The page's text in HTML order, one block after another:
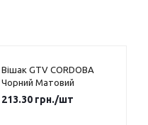
Вішак GTV CORDOBA
Чорний Матовий
213.30грн./шт